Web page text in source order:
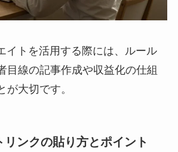
イトを活用する際には、ルール
目線の記事作成や収益化の仕組
が大切です。
リンクの貼り方とポイント